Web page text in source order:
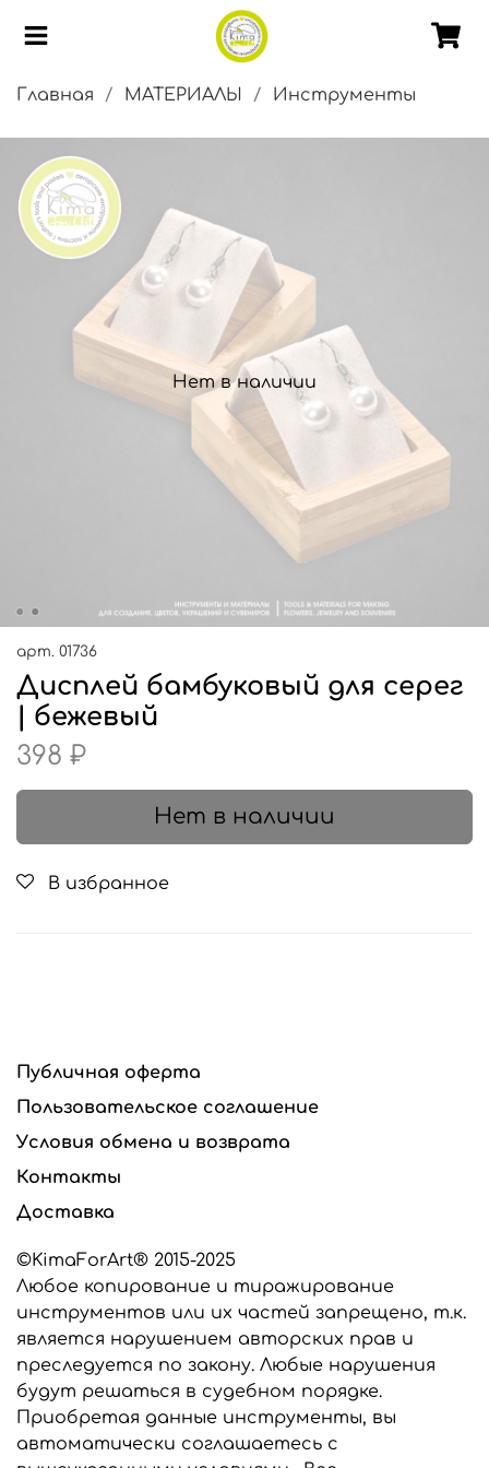
Главная МАТЕРИАЛЫ Инструменты
Нет в наличии
арт. 01736
Дисплей бамбуковый для серег
| бежевый
398 ₽
Нет в наличии
В избранное
Публичная оферта
Пользовательское соглашение
Условия обмена и возврата
Контакты
Доставка
©KimaForArt® 2015-2025
Любое копирование и тиражирование
инструментов или их частей запрещено, т.к.
является нарушением авторских прав и
преследуется по закону. Любые нарушения
будут решаться в судебном порядке.
Приобретая данные инструменты, вы
автоматически соглашаетесь с